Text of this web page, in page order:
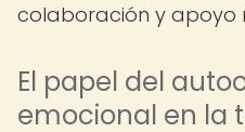
colaboración y apoyo
El papel del
emocional en la